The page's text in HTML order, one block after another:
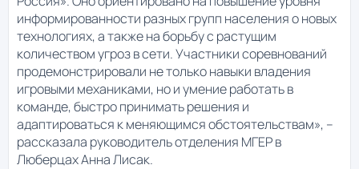
информированности разных групп населения о новых
технологиях, а также на борьбу с растущим
количеством угроз в сети. Участники соревнований
продемонстрировали не только навыки владения
игровыми механиками, но и умение работать в
команде, быстро принимать решения и
адаптироваться к меняющимся обстоятельствам», –
рассказала руководитель отделения МГЕР в
Люберцах Анна Лисак.